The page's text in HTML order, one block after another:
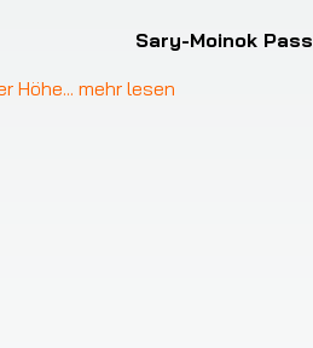
Sary-Moinok Pass
Höhe... mehr lesen